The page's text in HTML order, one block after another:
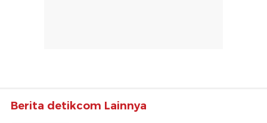
Berita detikcom Lainnya